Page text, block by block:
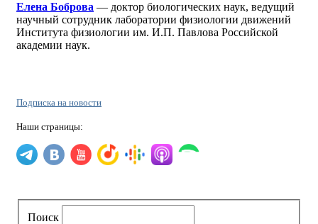
Елена Боброва — доктор биологических наук, ведущий
научный сотрудник лаборатории физиологии движений
Института физиологии им. И.П. Павлова Российской
академии наук.
Подписка на новости
Наши страницы:
Поиск